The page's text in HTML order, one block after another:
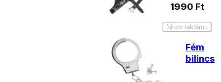
1990 Ft
Nincs raktáron
Fém
bilincs